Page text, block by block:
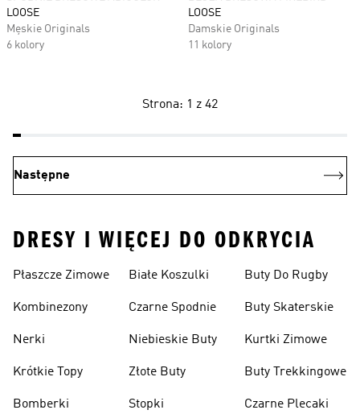
LOOSE
Męskie Originals
6 kolory
LOOSE
Damskie Originals
11 kolory
Strona: 1 z 42
Następne
DRESY I WIĘCEJ DO ODKRYCIA
Płaszcze Zimowe
Kombinezony
Nerki
Krótkie Topy
Bomberki
Białe Koszulki
Czarne Spodnie
Niebieskie Buty
Złote Buty
Stopki
Buty Do Rugby
Buty Skaterskie
Kurtki Zimowe
Buty Trekkingowe
Czarne Plecaki